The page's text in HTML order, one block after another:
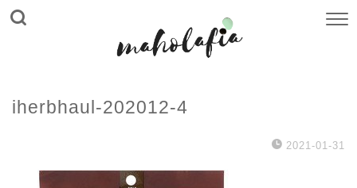
iherbhaul-202012-4
2021-01-31